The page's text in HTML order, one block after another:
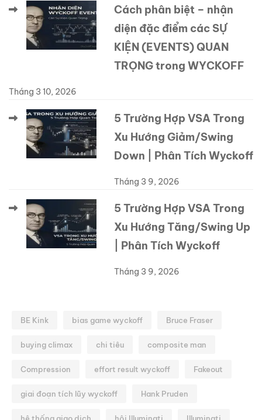
Cách phân biệt – nhận
diện đặc điểm các SỰ
KIỆN (EVENTS) QUAN
TRỌNG trong WYCKOFF
Tháng 3 10, 2026
5 Trường Hợp VSA Trong
Xu Hướng Giảm/Swing
Down | Phân Tích Wyckoff
Tháng 3 9, 2026
5 Trường Hợp VSA Trong
Xu Hướng Tăng/Swing Up
| Phân Tích Wyckoff
Tháng 3 9, 2026
BE Kink bias game wyckoff Bruce Fraser
buying climax chi tiêu composite man
Compression effort result wyckoff Fakeout
giai đoạn tích lũy wyckoff Hank Pruden